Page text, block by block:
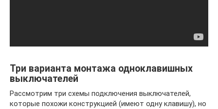
Три варианта монтажа одноклавишных
выключателей
Рассмотрим три схемы подключения выключателей,
которые похожи конструкцией (имеют одну клавишу), но